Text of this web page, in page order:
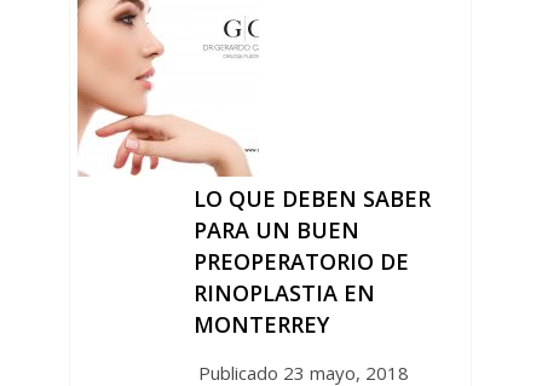
LO QUE DEBEN SABER
PARA UN BUEN
PREOPERATORIO DE
RINOPLASTIA EN
MONTERREY
Publicado 23 mayo, 2018